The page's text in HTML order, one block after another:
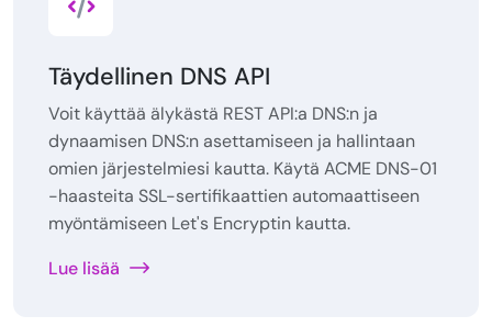
Täydellinen DNS API
Voit käyttää älykästä REST API:a DNS:n ja
dynaamisen DNS:n asettamiseen ja hallintaan
omien järjestelmiesi kautta. Käytä ACME DNS-01
-haasteita SSL-sertifikaattien automaattiseen
myöntämiseen Let's Encryptin kautta.
Lue lisää